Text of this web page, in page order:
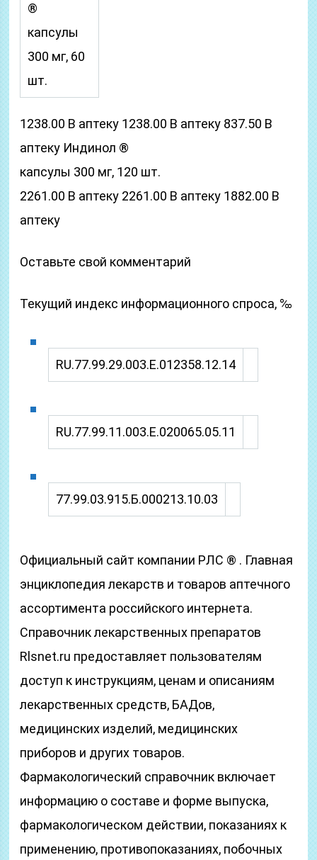
®
капсулы
300 мг, 60
шт.
1238.00 В аптеку 1238.00 В аптеку 837.50 В
аптеку Индинол ®
капсулы 300 мг, 120 шт.
2261.00 В аптеку 2261.00 В аптеку 1882.00 В
аптеку
Оставьте свой комментарий
Текущий индекс информационного спроса, ‰
RU.77.99.29.003.Е.012358.12.14
RU.77.99.11.003.Е.020065.05.11
77.99.03.915.Б.000213.10.03
Официальный сайт компании РЛС ® . Главная
энциклопедия лекарств и товаров аптечного
ассортимента российского интернета.
Справочник лекарственных препаратов
Rlsnet.ru предоставляет пользователям
доступ к инструкциям, ценам и описаниям
лекарственных средств, БАДов,
медицинских изделий, медицинских
приборов и других товаров.
Фармакологический справочник включает
информацию о составе и форме выпуска,
фармакологическом действии, показаниях к
применению, противопоказаниях, побочных